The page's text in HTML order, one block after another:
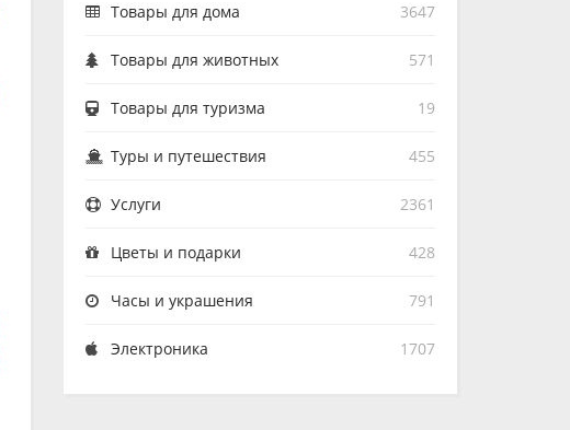
Товары для дома 3647
Товары для животных 571
Товары для туризма 19
Туры и путешествия 455
Услуги 2361
Цветы и подарки 428
Часы и украшения 791
Электроника 1707